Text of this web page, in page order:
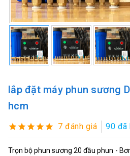
lắp đặt máy phun sương
hcm
7 đánh giá 90 đã
Trọn bộ phun sương 20 đầu phun -